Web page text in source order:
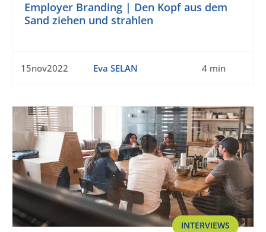
Employer Branding | Den Kopf aus dem
Sand ziehen und strahlen
15nov2022 Eva SELAN 4 min
INTERVIEWS